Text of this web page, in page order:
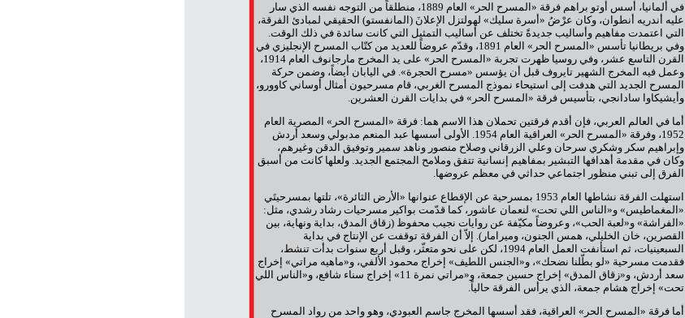
في ألمانيا، أسس أوتو براهم فرقة «المسرح الحر» العام 1889، منطلقاً من التوجه نفسه الذي سار
عليه أندريه أنطوان، وكان عرْضُ «أسرة سليك» لهولتزل الإعلانَ (المانفستو) الحقيقي لمبادئ الفرقة،
التي اعتمدت مفاهيم وأساليب جديدةً تختلف عن أساليب التمثيل التي كانت سائدة في ذلك الوقت.
وفي بريطانيا تأسس «المسرح الحر» العام 1891، وقدّم عروضاً للعديد من كتّاب المسرح الإنجليزي في
القرن التاسع عشر، وفي روسيا ظهرت تجربة «المسرح الحر» على يد المخرج مارجانوف العام 1914،
وعمل فيه المخرج الشهير تايروف قبل أن يؤسس «مسرح الحجرة». في اليابان أيضاً، وضمن حركة
المسرح الجديد التي هدفت إلى استيحاء نموذج المسرح الغربي، قام مسرحيون أمثال أوساني كاوورو،
وأيشيكاوا سادانجي، بتأسيس فرقة «المسرح الحر» في بدايات القرن العشرين.
أما في العالم العربي، فإن أقدم فرقتين تحملان هذا الاسم هما: فرقة «المسرح الحر» المصرية العام
1952، وفرقة «المسرح الحر» العراقية العام 1954. الأولى أسسها عبد المنعم مدبولي وسعد أردش
وإبراهيم سكر وشكري سرحان وعلي الزرقاني وصلاح منصور وناهد سمير وتوفيق الدقن وغيرهم،
وكان في مقدمة أهدافها التبشير بمفاهيم إنسانية تتفق وملامح المجتمع الجديد. ولعلها كانت من أسبق
الفرق إلى تبني منظور اجتماعي حداثي في معظم عروضها.
استهلت الفرقة نشاطها العام 1953 بمسرحية عن الإقطاع عنوانها «الأرض الثائرة»، تلتها بمسرحيتَي
«المغماطيس» و«الناس اللي تحت» لنعمان عاشور، كما قدّمت بواكير مسرحيات رشاد رشدي، مثل:
«الفراشة» و«لعبة الحب»، وعروضاً مكيّفة عن روايات نجيب محفوظ (زقاق المدق، بداية ونهاية، بين
القصرين، خان الخليلي، همس الجنون، وميرامار). إلاّ أن الفرقة توقفت عن الإنتاج في بداية
السبعينيات، ثم استأنفت العمل العام 1994، لكن على نحو متعثّر، وقبل أربع سنوات بدأت تنشط،
فقدمت مسرحية «لو بطّلنا نضحك»، و«الجنس اللطيف» إخراج محمود الألفي، و«ماهيه مراتي» إخراج
سعد أردش، و«زقاق المدق» إخراج حسين جمعة، و«مراتي نمرة 11» إخراج سناء شافع، و«الناس اللي
تحت» إخراج هشام جمعة، الذي يرأس الفرقة حالياً.
أما فرقة «المسرح الحر» العراقية، فقد أسسها المخرج جاسم العبودي، وهو واحد من رواد المسرح